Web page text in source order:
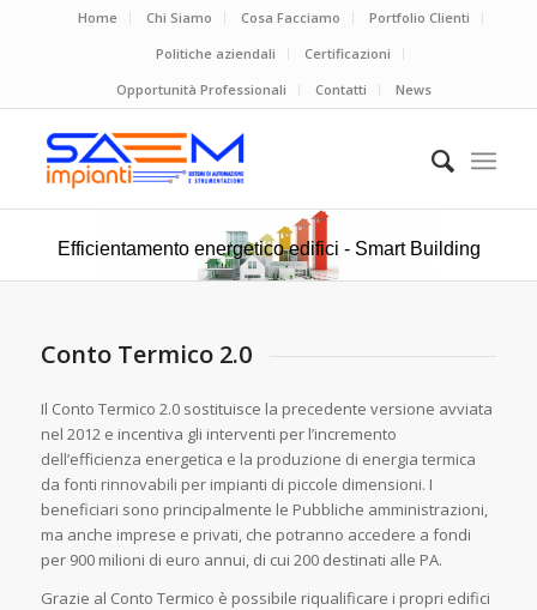
Home Chi Siamo Cosa Facciamo
Portfolio Clienti
Politiche aziendali
Certificazioni
Opportunità Professionali
Contatti News
Efficientamento energetico edifici - Smart Building
Conto Termico 2.0
Il Conto Termico 2.0 sostituisce la precedente versione avviata
nel 2012 e incentiva gli interventi per l’incremento
dell’efficienza energetica e la produzione di energia termica
da fonti rinnovabili per impianti di piccole dimensioni. I
beneficiari sono principalmente le Pubbliche amministrazioni,
ma anche imprese e privati, che potranno accedere a fondi
per 900 milioni di euro annui, di cui 200 destinati alle PA.
Grazie al Conto Termico è possibile riqualificare i propri edifici